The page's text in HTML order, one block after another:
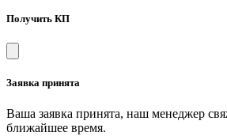
Получить КП
Заявка принята
Ваша заявка принята, наш менеджер
ближайшее время.